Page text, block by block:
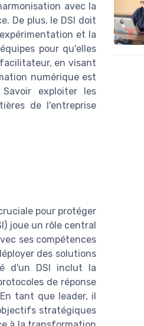
avec la
De plus, le DSI doit
et la
pour qu'elles
en visant
numérique est
exploiter les
de l'entreprise
pour protéger
joue un rôle central
ses compétences
des solutions
d'un DSI inclut la
de réponse
tant que leader, il
stratégiques